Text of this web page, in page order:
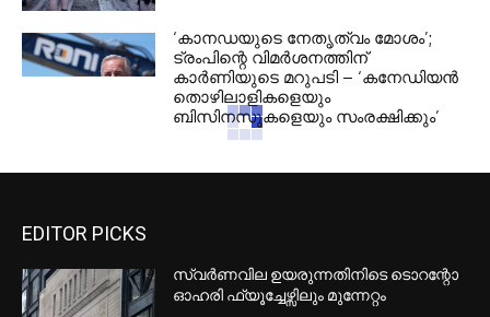
‘കാനഡയുടെ നേതൃത്വം മോശം’;
ട്രംപിന്റെ വിമർശനത്തിന്
കാർണിയുടെ മറുപടി – ‘കനേഡിയൻ
തൊഴിലാളികളെയും
ബിസിനസുകളെയും സംരക്ഷിക്കും’
EDITOR PICKS
സ്വർണവില ഉയരുന്നതിനിടെ ടൊറന്റോ
ഓഹരി ഫ്യൂച്ചേഴ്സിലും മുന്നേറ്റം